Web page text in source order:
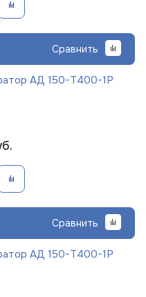
Сравнить
АД 150-Т400-1Р
Сравнить
АД 150-Т400-1Р